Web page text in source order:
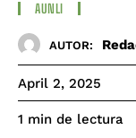
AUNLI
AUTOR:
April 2, 2025
1 min de lectura